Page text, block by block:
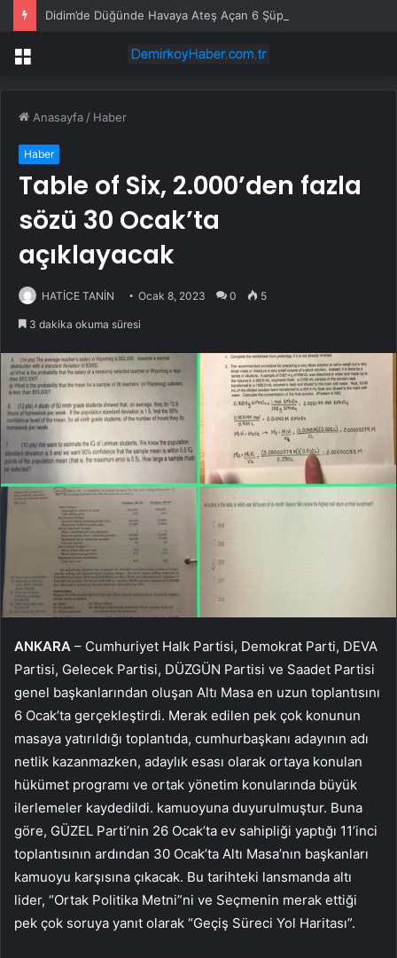
Menü
Anasayfa / Haber
Haber
Table of Six, 2.000’den fazla
sözü 30 Ocak’ta
açıklayacak
HATİCE TANİN Ocak 8, 2023 0 5
3 dakika okuma süresi
ANKARA – Cumhuriyet Halk Partisi, Demokrat Parti, DEVA
Partisi, Gelecek Partisi, DÜZGÜN Partisi ve Saadet Partisi
genel başkanlarından oluşan Altı Masa en uzun toplantısını
6 Ocak’ta gerçekleştirdi. Merak edilen pek çok konunun
masaya yatırıldığı toplantıda, cumhurbaşkanı adayının adı
netlik kazanmazken, adaylık esası olarak ortaya konulan
hükümet programı ve ortak yönetim konularında büyük
ilerlemeler kaydedildi. kamuoyuna duyurulmuştur. Buna
göre, GÜZEL Parti’nin 26 Ocak’ta ev sahipliği yaptığı 11’inci
toplantısının ardından 30 Ocak’ta Altı Masa’nın başkanları
kamuoyu karşısına çıkacak. Bu tarihteki lansmanda altı
lider, “Ortak Politika Metni”ni ve Seçmenin merak ettiği
pek çok soruya yanıt olarak “Geçiş Süreci Yol Haritası”.